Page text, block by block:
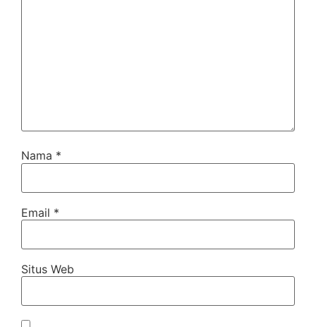
Nama *
Email *
Situs Web